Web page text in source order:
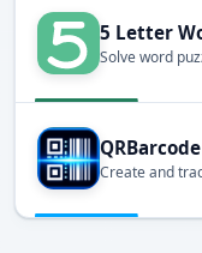
5 Letter
Solve word
QRBarcode
Create and